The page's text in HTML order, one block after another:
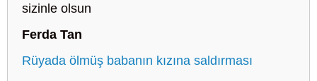
sizinle olsun
Ferda Tan
Rüyada ölmüş babanın kızına saldırması